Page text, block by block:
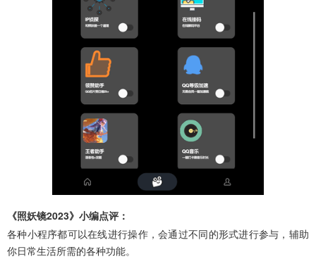
《照妖镜2023》小编点评：
各种小程序都可以在线进行操作，会通过不同的形式进行参与，辅助
你日常生活所需的各种功能。